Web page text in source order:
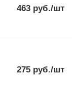
463руб./шт
275руб./шт